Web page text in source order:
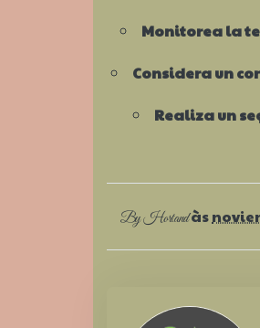
Monitorea la
Considera un
Realiza un
ByHortand às